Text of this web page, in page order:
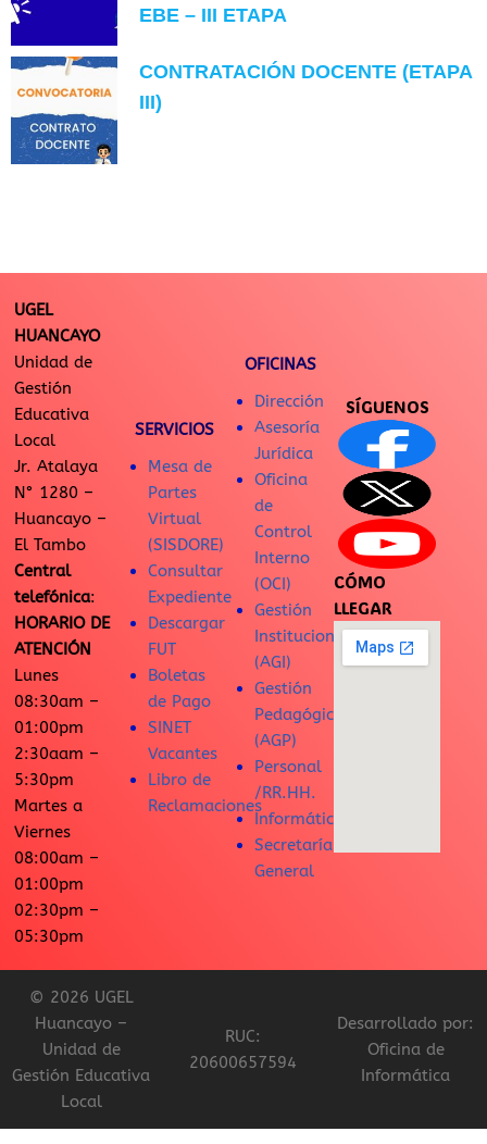
EBE – III ETAPA
CONTRATACIÓN DOCENTE (ETAPA
III)
UGEL
HUANCAYO
Unidad de
Gestión
Educativa
Local
Jr. Atalaya
N° 1280 –
Huancayo –
El Tambo
Central
telefónica:
HORARIO DE
ATENCIÓN
Lunes
08:30am –
01:00pm
2:30aam –
5:30pm
Martes a
Viernes
08:00am –
01:00pm
02:30pm –
05:30pm
SERVICIOS
Mesa de
Partes
Virtual
(SISDORE)
Consultar
Expediente
Descargar
FUT
Boletas
de Pago
SINET
Vacantes
Libro de
Reclamaciones
OFICINAS
Dirección
Asesoría
Jurídica
Oficina
de
Control
Interno
(OCI)
Gestión
Institucional
(AGI)
Gestión
Pedagógica
(AGP)
Personal
/RR.HH.
Informática
Secretaría
General
SÍGUENOS
CÓMO
LLEGAR
© 2026 UGEL
Huancayo –
Unidad de
Gestión Educativa
Local
RUC:
20600657594
Desarrollado por:
Oficina de
Informática